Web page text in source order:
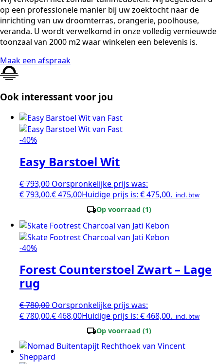
op een professionele manier bij uw zoektocht naar de
inrichting van uw droomterras, orangerie, poolhouse,
veranda. U wordt verwelkomd in onze volledig vernieuwde
toonzaal van 2000 m2 waar winkelen een belevenis is.
Maak een afspraak
Ook interessant voor jou
-40%
Easy Barstoel Wit
€793,00 Oorspronkelijke prijs was:
€ 793,00.€475,00Huidige prijs is: € 475,00. incl. btw
local_shippingOp voorraad (1)
-40%
Forest Counterstoel Zwart – Lage
rug
€780,00 Oorspronkelijke prijs was:
€ 780,00.€468,00Huidige prijs is: € 468,00. incl. btw
local_shippingOp voorraad (1)